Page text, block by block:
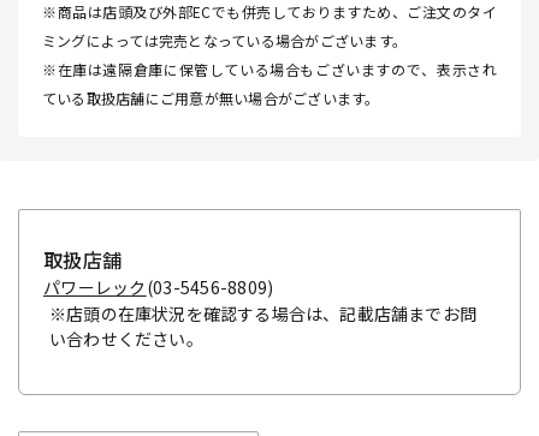
※商品は店頭及び外部ECでも併売しておりますため、ご注文のタイ
ミングによっては完売となっている場合がございます。
※在庫は遠隔倉庫に保管している場合もございますので、表示され
ている取扱店舗にご用意が無い場合がございます。
取扱店舗
パワーレック (03-5456-8809)
※店頭の在庫状況を確認する場合は、記載店舗までお問
い合わせください。